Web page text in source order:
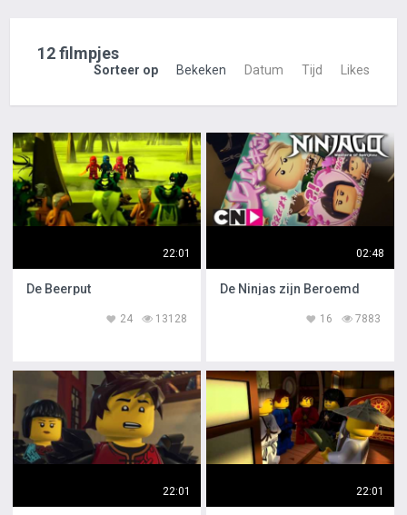
12 filmpjes
Sorteer op Bekeken Datum Tijd Likes
22:01
De Beerput
13128
24
02:48
De Ninjas zijn Beroemd
7883
16
22:01 22:01